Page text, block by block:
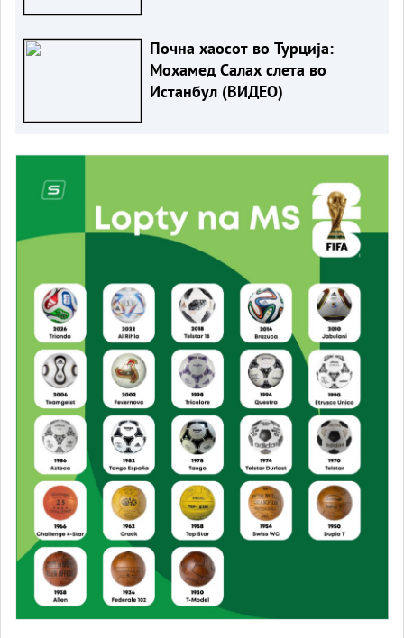
Почна хаосот во Турција:
Мохамед Салах слета во
Истанбул (ВИДЕО)